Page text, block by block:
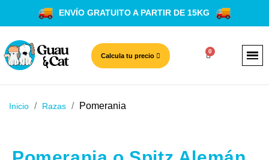
ENVÍO GRATUITO A PARTIR DE 15KG
Calcula tu precio
Inicio Razas Pomerania